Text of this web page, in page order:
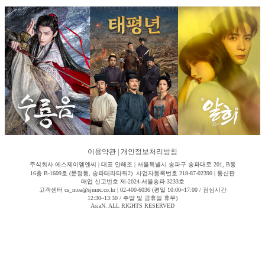
이용약관 개인정보처리방침
주식회사 에스제이엠엔씨 | 대표 안해조 | 서울특별시 송파구 송파대로 201, B동
16층 B-1609호 (문정동, 송파테라타워2) 사업자등록번호 218-87-02390 | 통신판
매업 신고번호 제-2024-서울송파-3233호
고객센터 cs_moa@sjmnc.co.kr | 02-400-6036 (평일 10:00~17:00 / 점심시간
12:30~13:30 / 주말 및 공휴일 휴무)
AsiaN. ALL RIGHTS RESERVED